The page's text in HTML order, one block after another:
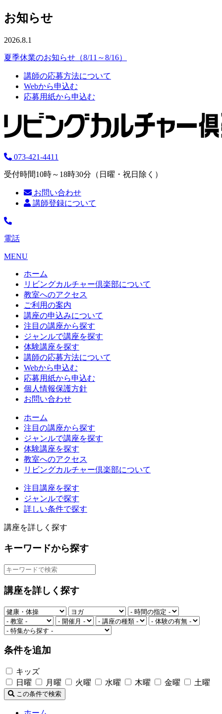
お知らせ
2026.8.1
夏季休業のお知らせ（8/11～8/16）
講師の応募方法について
Webから申込む
応募用紙から申込む
073-421-4411
受付時間10時～18時30分（日曜・祝日除く）
お問い合わせ
講師登録について
電話
MENU
ホーム
リビングカルチャー倶楽部について
教室へのアクセス
ご利用の案内
講座の申込みについて
注目の講座から探す
ジャンルで講座を探す
体験講座を探す
講師の応募方法について
Webから申込む
応募用紙から申込む
個人情報保護方針
お問い合わせ
ホーム
注目の講座から探す
ジャンルで講座を探す
体験講座を探す
教室へのアクセス
リビングカルチャー倶楽部について
注目講座を探す
ジャンルで探す
詳しい条件で探す
講座を詳しく探す
キーワードから探す
講座を詳しく探す
条件を追加
キッズ
日曜
月曜 火曜 水曜 木曜 金曜 土曜
この条件で検索